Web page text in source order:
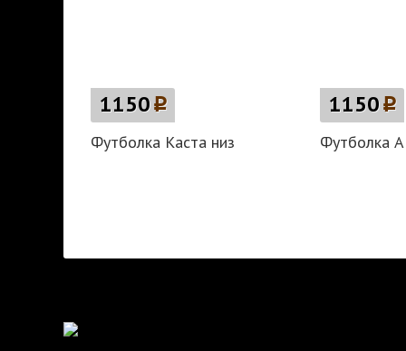
1150p
Футболка Каста низ
1150p
Футболка